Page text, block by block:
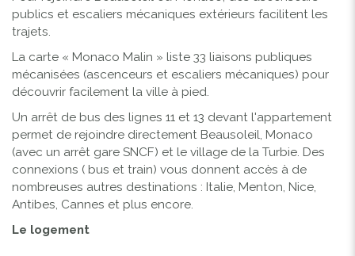
publics et escaliers mécaniques extérieurs facilitent les
trajets.
La carte « Monaco Malin » liste 33 liaisons publiques
mécanisées (ascenceurs et escaliers mécaniques) pour
découvrir facilement la ville à pied.
Un arrêt de bus des lignes 11 et 13 devant l'appartement
permet de rejoindre directement Beausoleil, Monaco
(avec un arrêt gare SNCF) et le village de la Turbie. Des
connexions ( bus et train) vous donnent accès à de
nombreuses autres destinations : Italie, Menton, Nice,
Antibes, Cannes et plus encore.
Le logement